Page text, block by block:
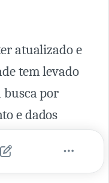
atualizado e
tem levado
busca por
e dados
macro